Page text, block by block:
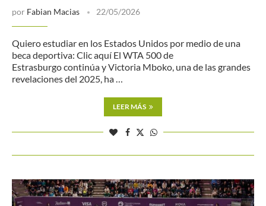
por Fabian Macias 22/05/2026
Quiero estudiar en los Estados Unidos por medio de una
beca deportiva: Clic aquí El WTA 500 de
Estrasburgo continúa y Victoria Mboko, una de las grandes
revelaciones del 2025, ha …
LEER MÁS